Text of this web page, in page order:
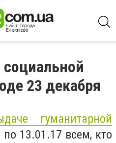
23 декабря
гуманитарной
13.01.17 всем, кто